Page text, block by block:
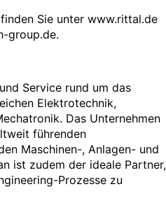
Sie unter www.rittal.de
group.de.
Service rund um das
Elektrotechnik,
Das Unternehmen
führenden
Maschinen-, Anlagen- und
ist zudem der ideale Partner,
Prozesse zu